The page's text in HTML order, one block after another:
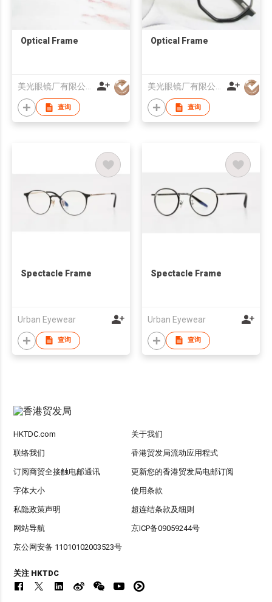
Optical Frame
美光眼镜厂有限公司
查询
Optical Frame
美光眼镜厂有限公司
查询
Spectacle Frame
Urban Eyewear
查询
Spectacle Frame
Urban Eyewear
查询
HKTDC.com 关于我们
联络我们 香港贸发局流动应用程式
订阅商贸全接触电邮通讯 更新您的香港贸发局电邮订阅
字体大小 使用条款
私隐政策声明 超连结条款及细则
网站导航 京ICP备09059244号
京公网安备 11010102003523号
关注 HKTDC